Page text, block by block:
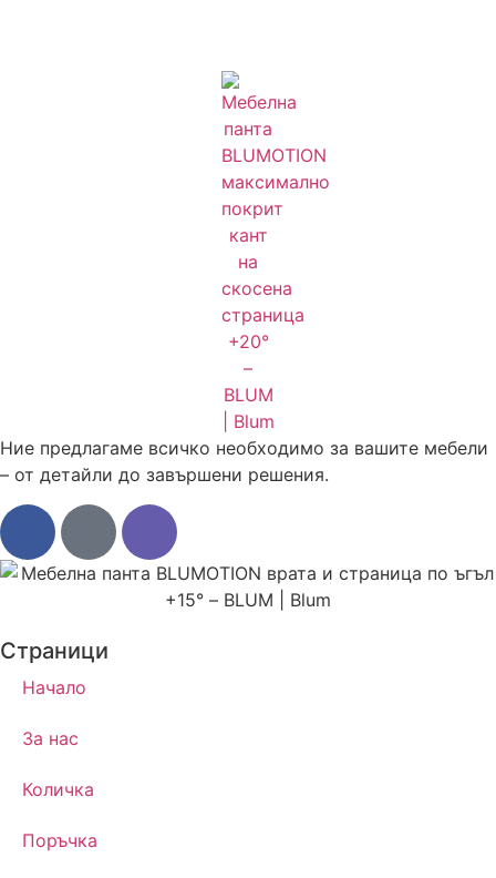
Ние предлагаме всичко необходимо за вашите мебели
– от детайли до завършени решения.
Страници
Начало
За нас
Количка
Поръчка